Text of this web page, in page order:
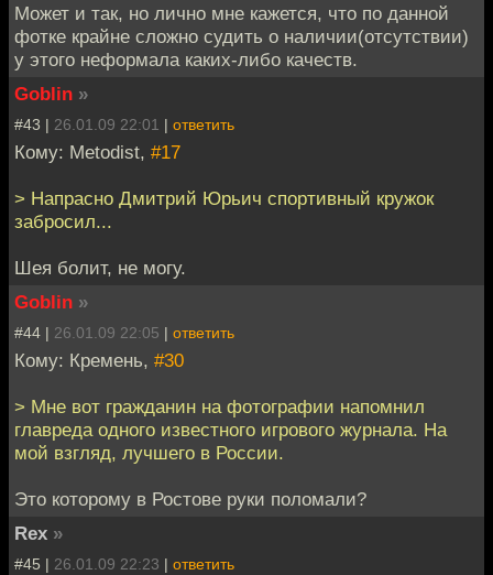
Может и так, но лично мне кажется, что по данной
фотке крайне сложно судить о наличии(отсутствии)
у этого неформала каких-либо качеств.
Goblin »
#43 | 26.01.09 22:01 | ответить
Кому: Metodist, #17
> Напрасно Дмитрий Юрьич спортивный кружок
забросил...
Шея болит, не могу.
Goblin »
#44 | 26.01.09 22:05 | ответить
Кому: Кремень, #30
> Мне вот гражданин на фотографии напомнил
главреда одного известного игрового журнала. На
мой взгляд, лучшего в России.
Это которому в Ростове руки поломали?
Rex »
#45 | 26.01.09 22:23 | ответить